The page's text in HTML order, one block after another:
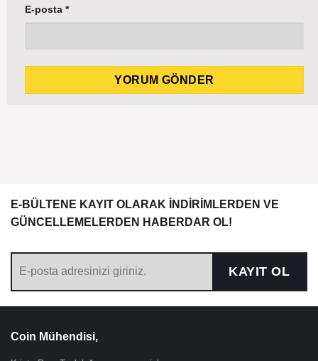
E-posta *
E-BÜLTENE KAYIT OLARAK İNDİRİMLERDEN VE
GÜNCELLEMELERDEN HABERDAR OL!
KAYIT OL
Coin Mühendisi,